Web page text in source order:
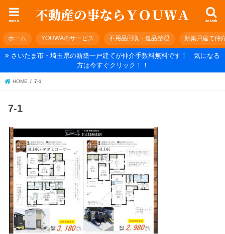
search
menu
ホーム YOUWAのサービス 不用品回収・遺品整理 新築戸建て仲
さいたま市・埼玉県の新築一戸建てが仲介手数料無料です！ 気になる
方は今すぐクリック！！
HOME 7-1
7-1